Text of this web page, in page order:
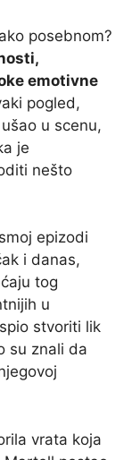
posebnom?
emotivne
pogled,
u scenu,
je
nešto
epizodi
i danas,
tog
u
stvoriti lik
su znali da
vrata koja